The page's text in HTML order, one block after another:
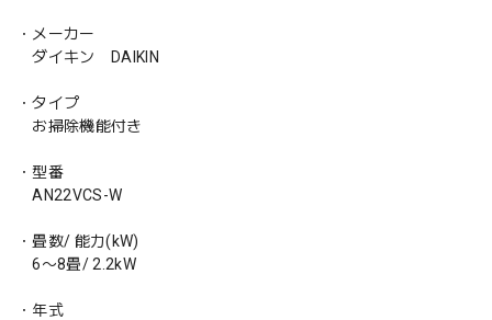
・メーカー
ダイキン DAIKIN
・タイプ
お掃除機能付き
・型番
AN22VCS-W
・畳数/ 能力(kW)
6〜8畳/ 2.2kW
・年式